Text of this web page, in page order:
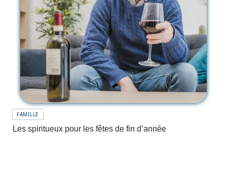
FAMILLE
Les spiritueux pour les fêtes de fin d’année